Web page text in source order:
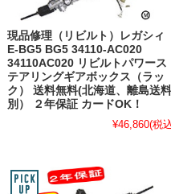
現品修理（リビルト）レガシィ
E-BG5 BG5 34110-AC020
34110AC020 リビルトパワース
テアリングギアボックス（ラッ
ク） 送料無料(北海道、離島送料
別） ２年保証 カードOK！
¥46,860(税